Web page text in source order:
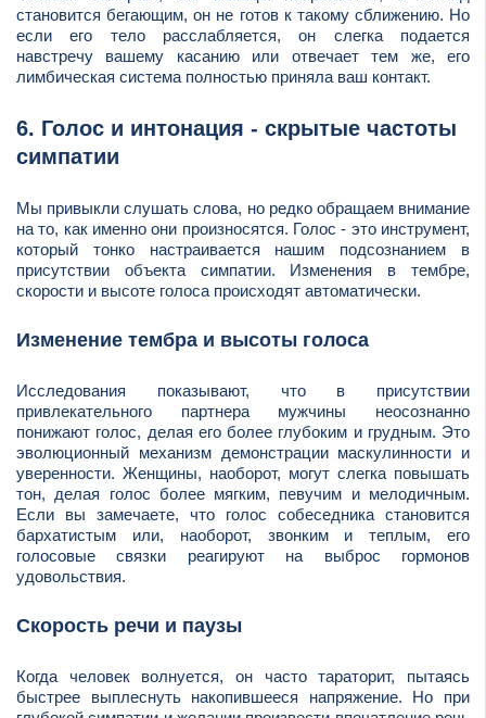
становится бегающим, он не готов к такому сближению. Но
если его тело расслабляется, он слегка подается
навстречу вашему касанию или отвечает тем же, его
лимбическая система полностью приняла ваш контакт.
6. Голос и интонация - скрытые частоты
симпатии
Мы привыкли слушать слова, но редко обращаем внимание
на то, как именно они произносятся. Голос - это инструмент,
который тонко настраивается нашим подсознанием в
присутствии объекта симпатии. Изменения в тембре,
скорости и высоте голоса происходят автоматически.
Изменение тембра и высоты голоса
Исследования показывают, что в присутствии
привлекательного партнера мужчины неосознанно
понижают голос, делая его более глубоким и грудным. Это
эволюционный механизм демонстрации маскулинности и
уверенности. Женщины, наоборот, могут слегка повышать
тон, делая голос более мягким, певучим и мелодичным.
Если вы замечаете, что голос собеседника становится
бархатистым или, наоборот, звонким и теплым, его
голосовые связки реагируют на выброс гормонов
удовольствия.
Скорость речи и паузы
Когда человек волнуется, он часто тараторит, пытаясь
быстрее выплеснуть накопившееся напряжение. Но при